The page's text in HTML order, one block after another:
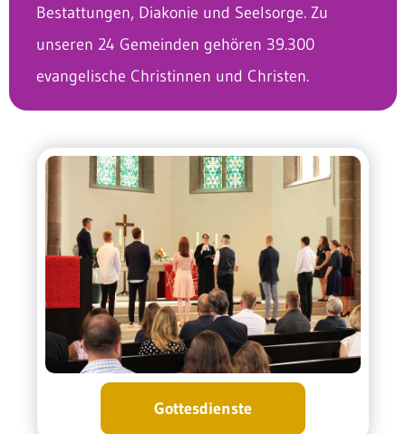
Bestattungen, Diakonie und Seelsorge. Zu
unseren 24 Gemeinden gehören 39.300
evangelische Christinnen und Christen.
Gottesdienste